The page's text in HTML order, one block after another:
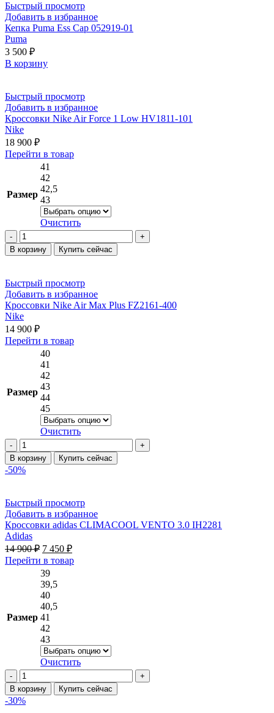
Быстрый просмотр
Добавить в избранное
Кепка Puma Ess Cap 052919-01
Puma
3 500 ₽
В корзину
Быстрый просмотр
Добавить в избранное
Кроссовки Nike Air Force 1 Low HV1811-101
Nike
18 900 ₽
Перейти в товарЭтот
Опции
можно
выбрать
на
странице
Размер
41
42
42,5
43
Очистить
Количество
товара
Кроссовки
Force
1
Low
HV1811-
101
В корзину Купить сейчас
Быстрый просмотр
Добавить в избранное
Кроссовки Nike Air Max Plus FZ2161-400
Nike
14 900 ₽
Перейти в товарЭтот
выбрать
на
странице
товара.
Размер
40
41
42
43
44
45
Очистить
Количество
товара
Кроссовки
Nike
Plus
FZ2161-
400
В корзину Купить сейчас
-50%
Быстрый просмотр
Добавить в избранное
Кроссовки adidas CLIMACOOL VENTO 3.0 IH2281
Adidas
14 900₽ Первоначальная
цена
составляла
14 900 ₽.
7 450 ₽Текущая
цена:
Перейти в товарЭтот
на
странице
товара.
Размер
39
39,5
40
40,5
41
42
43
Очистить
Количество
товара
Кроссовки
adidas
В корзину Купить сейчас
-30%